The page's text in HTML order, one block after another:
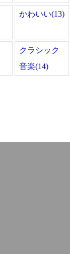
かわいい(13)
クラシック
音楽(14)